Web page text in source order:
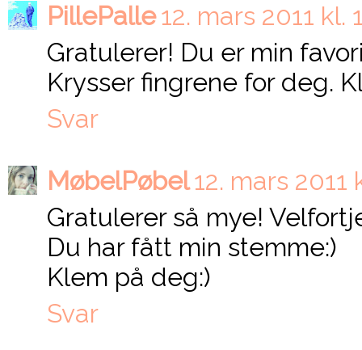
PillePalle12. mars 2011 kl.
Gratulerer! Du er min
Krysser fingrene for deg.
Svar
MøbelPøbel12. mars 2011
Gratulerer så mye!
Du har fått min stemme:)
Klem på deg:)
Svar